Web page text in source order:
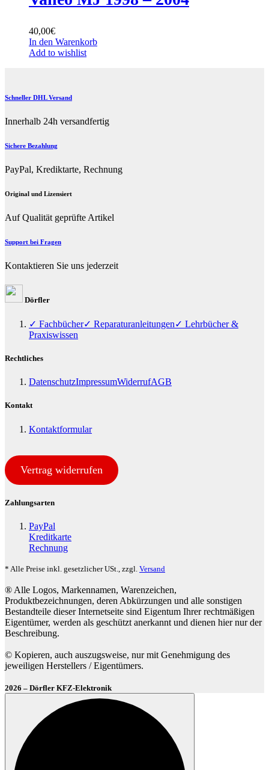
40,00€
In den Warenkorb
Add to wishlist
Schneller DHL Versand
Innerhalb 24h versandfertig
Sichere Bezahlung
PayPal, Krediktarte, Rechnung
Original und Lizensiert
Auf Qualität geprüfte Artikel
Support bei Fragen
Kontaktieren Sie uns jederzeit
Dörfler
✓ Fachbücher✓ Reparaturanleitungen✓ Lehrbücher &
Praxiswissen
Rechtliches
DatenschutzImpressumWiderrufAGB
Kontakt
Kontaktformular
Vertrag widerrufen
Zahlungsarten
PayPal
Kreditkarte
Rechnung
* Alle Preise inkl. gesetzlicher USt., zzgl. Versand
® Alle Logos, Markennamen, Warenzeichen,
Produktbezeichnungen, deren Abkürzungen und alle sonstigen
Bestandteile dieser Internetseite sind Eigentum Ihrer rechtmäßigen
Eigentümer, werden als geschützt anerkannt und dienen hier nur der
Beschreibung.
© Kopieren, auch auszugsweise, nur mit Genehmigung des
jeweiligen Herstellers / Eigentümers.
2026 – Dörfler KFZ-Elektronik